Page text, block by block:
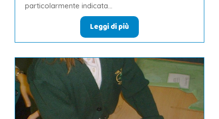
particolarmente indicata...
Leggi di più